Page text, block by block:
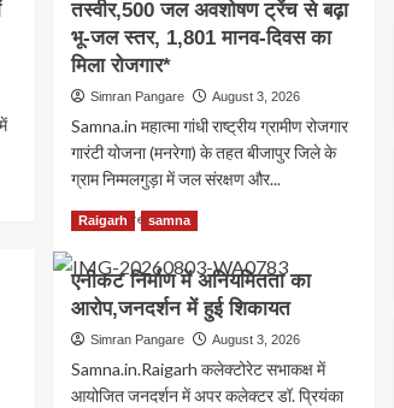
तस्वीर,500 जल अवशोषण ट्रेंच से बढ़ा
भू-जल स्तर, 1,801 मानव-दिवस का
मिला रोजगार*
Simran Pangare August 3, 2026
Samna.in महात्मा गांधी राष्ट्रीय ग्रामीण रोजगार
गारंटी योजना (मनरेगा) के तहत बीजापुर जिले के
ग्राम निम्मलगुड़ा में जल संरक्षण और...
Read MoreRead
about
मनरेगा
से
निम्मलगुड़ा
की
तस्वीर,500
Raigarh samna
एनीकट निर्माण में अनियमितता का
आरोप,जनदर्शन में हुई शिकायत
Simran Pangare August 3, 2026
Samna.in.Raigarh कलेक्टोरेट सभाकक्ष में
आयोजित जनदर्शन में अपर कलेक्टर डॉ. प्रियंका